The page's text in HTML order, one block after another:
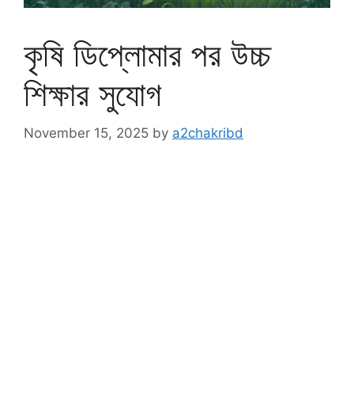
কৃষি ডিপ্লোমার পর উচ্চ
শিক্ষার সুযোগ
November 15, 2025 by a2chakribd